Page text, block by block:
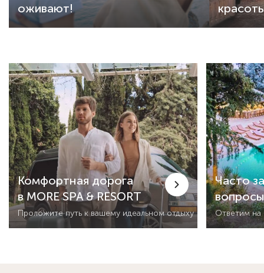
оживают!
Комфортная дорога
в MORE SPA & RESORT
Проложите путь к вашему идеальном отдыху
Часто
вопросы
Ответим на